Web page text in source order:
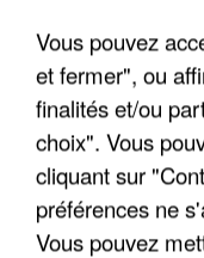
APRÈS TOUTES
DE FAUNE
Vous pouvez
et fermer", ou
finalités et/ou
choix". Vous
cliquant sur
préférences ne
Vous pouvez